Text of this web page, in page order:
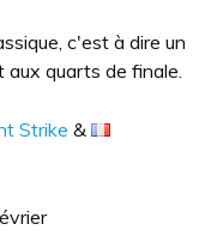
c'est à dire un
aux quarts de finale.
Strike &